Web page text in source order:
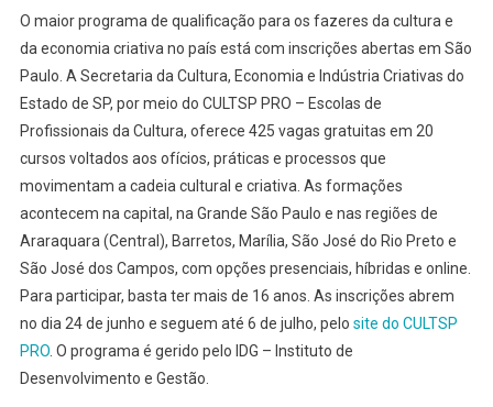
Gratuitas
Em
20
Para
Da
Cultura
E
Da
O maior programa de qualificação para os fazeres da cultura e
da economia criativa no país está com inscrições abertas em São
Paulo. A Secretaria da Cultura, Economia e Indústria Criativas do
Estado de SP, por meio do CULTSP PRO – Escolas de
Profissionais da Cultura, oferece 425 vagas gratuitas em 20
cursos voltados aos ofícios, práticas e processos que
movimentam a cadeia cultural e criativa. As formações
acontecem na capital, na Grande São Paulo e nas regiões de
Araraquara (Central), Barretos, Marília, São José do Rio Preto e
São José dos Campos, com opções presenciais, híbridas e online.
Para participar, basta ter mais de 16 anos. As inscrições abrem
no dia 24 de junho e seguem até 6 de julho, pelo site do CULTSP
PRO. O programa é gerido pelo IDG – Instituto de
Desenvolvimento e Gestão.